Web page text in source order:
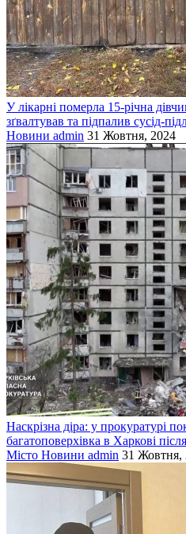
У лікарні померла 15-річна
зґвалтував та підпалив сусід-
Новини admin 31 Жовтня, 2024
Наскрізна діра: у прокуратурі
багатоповерхівка в Харкові
Місто Новини admin 31 Жовтня,